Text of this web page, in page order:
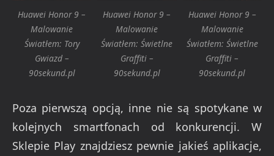
Huawei Honor 9 –
Malowanie
Światłem: Tory
Gwiazd –
90sekund.pl
Huawei Honor 9 –
Malowanie
Światłem: Świetlne
Graffiti –
90sekund.pl
Huawei Honor 9 –
Malowanie
Światłem: Świetlne
Graffiti –
90sekund.pl
Poza pierwszą opcją, inne nie są spotykane w
kolejnych smartfonach od konkurencji. W
Sklepie Play znajdziesz pewnie jakieś aplikacje,